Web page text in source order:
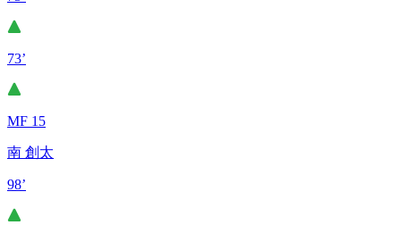
73’
MF 15
南 創太
98’